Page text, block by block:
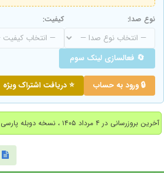
نوع صدا: کیفیت:
🔄 فعالسازی لینک سوم
🔒 ورود به حساب ⭐ دریافت اشتراک ویژه
آخرین بروزرسانی در ۴ مرداد ۱۴۰۵ ، نسخه دوبله پارسی اضافه شد.